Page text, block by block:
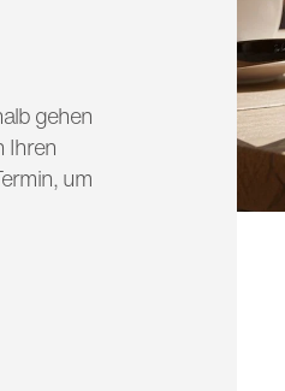
gehen
Ihren
um